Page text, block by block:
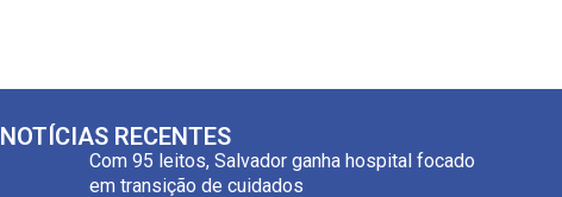
NOTÍCIAS RECENTES
Com 95 leitos, Salvador ganha hospital focado
em transição de cuidados